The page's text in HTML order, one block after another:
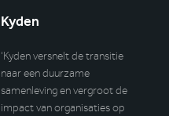
Kyden
‘Kyden versnelt de transitie
naar een duurzame
samenleving en vergroot de
impact van organisaties op